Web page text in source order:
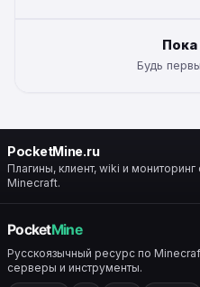
Пока
Будь
PocketMine.ru
Плагины, клиент, wiki и
Minecraft.
Русскоязычный ресурс по
серверы и инструменты.